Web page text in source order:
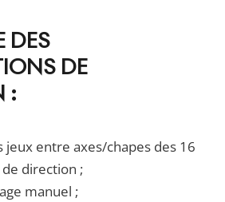
DES
DE
:
jeux entre axes/chapes des 16
direction ;
manuel ;